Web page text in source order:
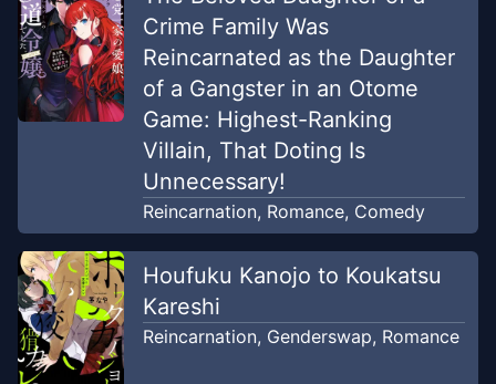
Crime Family Was
Reincarnated as the Daughter
of a Gangster in an Otome
Game: Highest-Ranking
Villain, That Doting Is
Unnecessary!
Reincarnation, Romance, Comedy
Houfuku Kanojo to Koukatsu
Kareshi
Reincarnation, Genderswap, Romance